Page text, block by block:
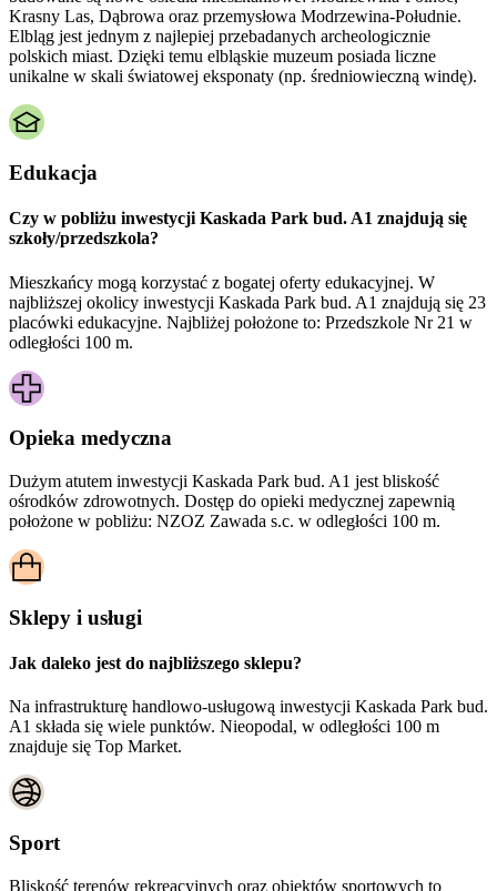
Krasny Las, Dąbrowa oraz przemysłowa Modrzewina-Południe.
Elbląg jest jednym z najlepiej przebadanych archeologicznie
polskich miast. Dzięki temu elbląskie muzeum posiada liczne
unikalne w skali światowej eksponaty (np. średniowieczną windę).
Edukacja
Czy w pobliżu inwestycji Kaskada Park bud. A1 znajdują się
szkoły/przedszkola?
Mieszkańcy mogą korzystać z bogatej oferty edukacyjnej. W
najbliższej okolicy inwestycji Kaskada Park bud. A1 znajdują się 23
placówki edukacyjne. Najbliżej położone to: Przedszkole Nr 21 w
odległości 100 m.
Opieka medyczna
Dużym atutem inwestycji Kaskada Park bud. A1 jest bliskość
ośrodków zdrowotnych. Dostęp do opieki medycznej zapewnią
położone w pobliżu: NZOZ Zawada s.c. w odległości 100 m.
Sklepy i usługi
Jak daleko jest do najbliższego sklepu?
Na infrastrukturę handlowo-usługową inwestycji Kaskada Park bud.
A1 składa się wiele punktów. Nieopodal, w odległości 100 m
znajduje się Top Market.
Sport
Bliskość terenów rekreacyjnych oraz obiektów sportowych to